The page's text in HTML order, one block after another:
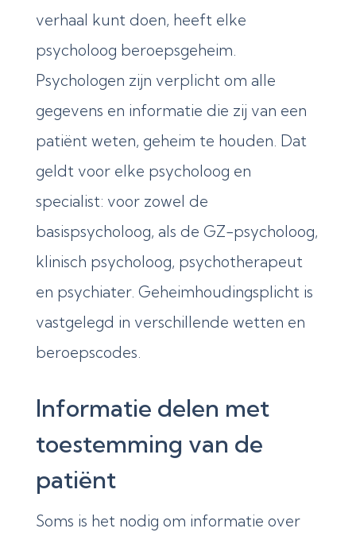
verhaal kunt doen, heeft elke
psycholoog beroepsgeheim.
Psychologen zijn verplicht om alle
gegevens en informatie die zij van een
patiënt weten, geheim te houden. Dat
geldt voor elke psycholoog en
specialist: voor zowel de
basispsycholoog, als de GZ-psycholoog,
klinisch psycholoog, psychotherapeut
en psychiater. Geheimhoudingsplicht is
vastgelegd in verschillende wetten en
beroepscodes.
Informatie delen met
toestemming van de
patiënt
Soms is het nodig om informatie over